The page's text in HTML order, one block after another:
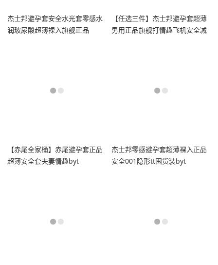
杰士邦避孕套安全水光套零感水
润玻尿酸超薄裸入旗舰正品
【任选三件】杰士邦避孕套超薄
男用正品旗舰打情趣飞机安全减
【赤尾全家桶】赤尾避孕套正品
超薄安全套夫妻情趣byt
杰士邦零感避孕套超薄裸入正品
安全001隐形tt囤货装byt